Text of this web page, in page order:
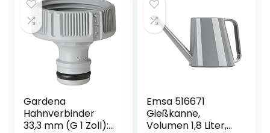
Gardena
Hahnverbinder
33,3 mm (G 1 Zoll):
Emsa 516671
Gießkanne,
Volumen 1,8 Liter,